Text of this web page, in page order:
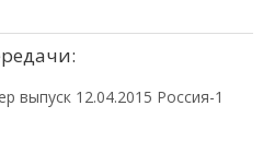
выпуск 12.04.2015 Россия-1